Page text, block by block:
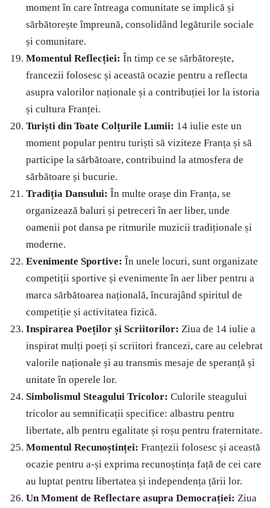
moment în care întreaga comunitate se implică și
sărbătorește împreună, consolidând legăturile sociale
și comunitare.
Momentul Reflecției: În timp ce se sărbătorește,
francezii folosesc și această ocazie pentru a reflecta
asupra valorilor naționale și a contribuției lor la istoria
și cultura Franței.
Turiști din Toate Colțurile Lumii: 14 iulie este un
moment popular pentru turiști să viziteze Franța și să
participe la sărbătoare, contribuind la atmosfera de
sărbătoare și bucurie.
Tradiția Dansului: În multe orașe din Franța, se
organizează baluri și petreceri în aer liber, unde
oamenii pot dansa pe ritmurile muzicii tradiționale și
moderne.
Evenimente Sportive: În unele locuri, sunt organizate
competiții sportive și evenimente în aer liber pentru a
marca sărbătoarea națională, încurajând spiritul de
competiție și activitatea fizică.
Inspirarea Poeților și Scriitorilor: Ziua de 14 iulie a
inspirat mulți poeți și scriitori francezi, care au celebrat
valorile naționale și au transmis mesaje de speranță și
unitate în operele lor.
Simbolismul Steagului Tricolor: Culorile steagului
tricolor au semnificații specifice: albastru pentru
libertate, alb pentru egalitate și roșu pentru fraternitate.
Momentul Recunoștinței: Franțezii folosesc și această
ocazie pentru a-și exprima recunoștința față de cei care
au luptat pentru libertatea și independența țării lor.
Un Moment de Reflectare asupra Democrației: Ziua